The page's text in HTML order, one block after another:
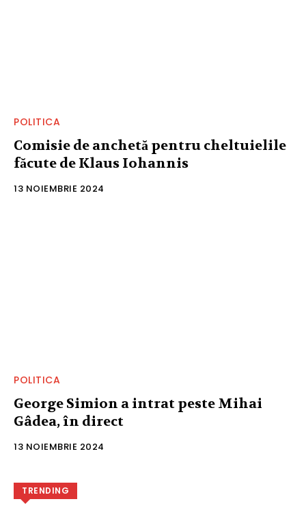
POLITICA
Comisie de anchetă pentru cheltuielile
făcute de Klaus Iohannis
13 NOIEMBRIE 2024
POLITICA
George Simion a intrat peste Mihai
Gâdea, în direct
13 NOIEMBRIE 2024
TRENDING